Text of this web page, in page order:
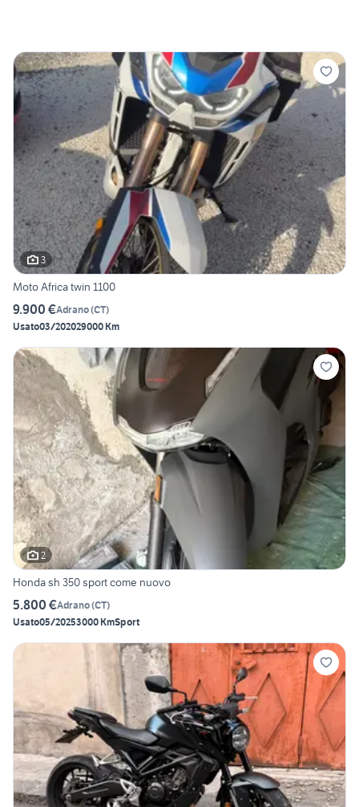
3
Moto Africa twin 1100
9.900 €Adrano(CT)
Usato03/202029000 Km
2
Honda sh 350 sport come nuovo
5.800 €Adrano(CT)
Usato05/20253000 KmSport